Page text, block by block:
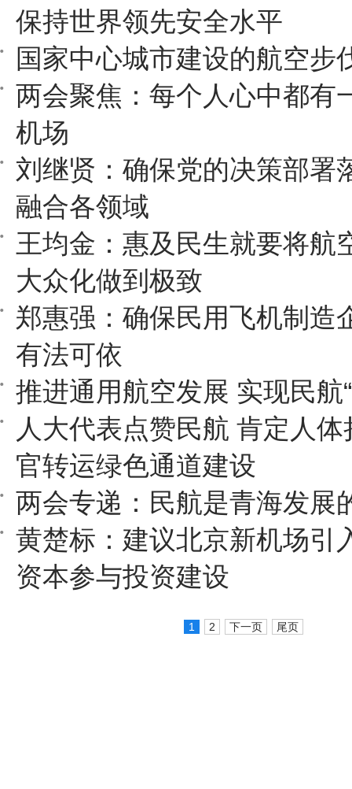
保持世界领先安全水平
国家中心城市建设的航空步
两会聚焦：每个人心中都有
机场
刘继贤：确保党的决策部署
融合各领域
王均金：惠及民生就要将航
大众化做到极致
郑惠强：确保民用飞机制造
有法可依
推进通用航空发展 实现民航
人大代表点赞民航 肯定人体
官转运绿色通道建设
两会专递：民航是青海发展
黄楚标：建议北京新机场引
资本参与投资建设
1 2 下一页 尾页